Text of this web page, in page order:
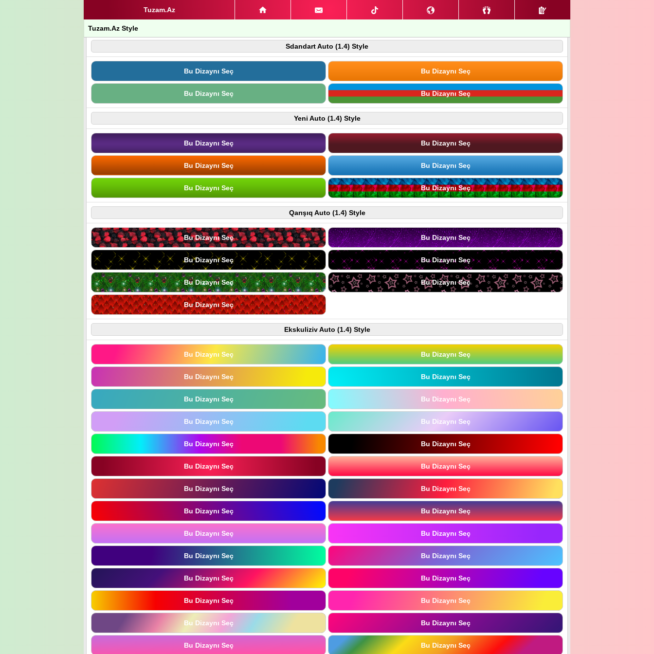
Tuzam.Az
Tuzam.Az Style
Sdandart Auto (1.4) Style
Bu Dizaynı Seç Bu Dizaynı Seç
Bu Dizaynı Seç Bu Dizaynı Seç
Yeni Auto (1.4) Style
Bu Dizaynı Seç Bu Dizaynı Seç
Bu Dizaynı Seç Bu Dizaynı Seç
Bu Dizaynı Seç Bu Dizaynı Seç
Qarışıq Auto (1.4) Style
Bu Dizaynı Seç Bu Dizaynı Seç
Bu Dizaynı Seç Bu Dizaynı Seç
Bu Dizaynı Seç Bu Dizaynı Seç
Bu Dizaynı Seç
Ekskuliziv Auto (1.4) Style
Bu Dizaynı Seç Bu Dizaynı Seç
Bu Dizaynı Seç Bu Dizaynı Seç
Bu Dizaynı Seç Bu Dizaynı Seç
Bu Dizaynı Seç Bu Dizaynı Seç
Bu Dizaynı Seç Bu Dizaynı Seç
Bu Dizaynı Seç Bu Dizaynı Seç
Bu Dizaynı Seç Bu Dizaynı Seç
Bu Dizaynı Seç Bu Dizaynı Seç
Bu Dizaynı Seç Bu Dizaynı Seç
Bu Dizaynı Seç Bu Dizaynı Seç
Bu Dizaynı Seç Bu Dizaynı Seç
Bu Dizaynı Seç Bu Dizaynı Seç
Bu Dizaynı Seç Bu Dizaynı Seç
Bu Dizaynı Seç Bu Dizaynı Seç